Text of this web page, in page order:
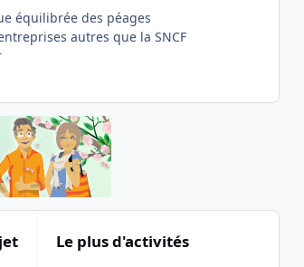
équilibrée des péages
autres que la SNCF
Le plus d'activités